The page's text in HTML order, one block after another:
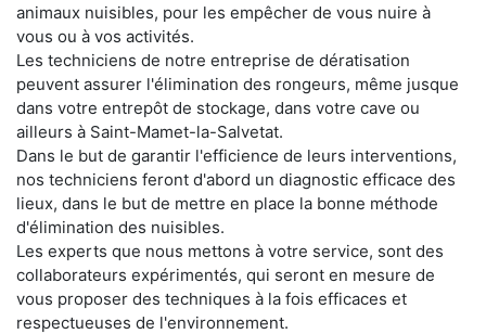
animaux nuisibles, pour les empêcher de vous nuire à
vous ou à vos activités.
Les techniciens de notre entreprise de dératisation
peuvent assurer l'élimination des rongeurs, même jusque
dans votre entrepôt de stockage, dans votre cave ou
ailleurs à Saint-Mamet-la-Salvetat.
Dans le but de garantir l'efficience de leurs interventions,
nos techniciens feront d'abord un diagnostic efficace des
lieux, dans le but de mettre en place la bonne méthode
d'élimination des nuisibles.
Les experts que nous mettons à votre service, sont des
collaborateurs expérimentés, qui seront en mesure de
vous proposer des techniques à la fois efficaces et
respectueuses de l'environnement.